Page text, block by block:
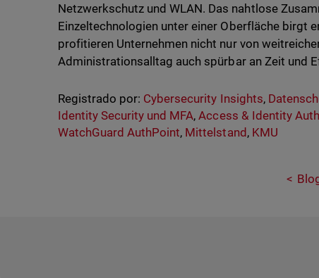
Netzwerkschutz und WLAN. Das nahtlose
Einzeltechnologien unter einer Oberfläche birgt
profitieren Unternehmen nicht nur von
Administrationsalltag auch spürbar an Zeit und
Registrado por: Cybersecurity Insights,
Identity Security und MFA,Access & Identity
WatchGuard AuthPoint, Mittelstand , KMU